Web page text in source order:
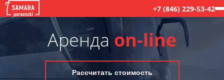
+7 (846) 229-53-42
Аренда on-line
Рассчитать стоимость